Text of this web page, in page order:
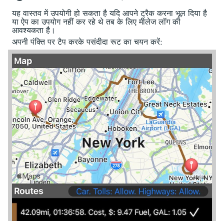
यह वास्तव में उपयोगी हो सकता है यदि आपने ट्रैक करना भूल दिया है
या ऐप का उपयोग नहीं कर रहे थे तब के लिए मीलेज लॉग की
आवश्यकता है।
अपनी पंक्ति पर टैप करके पसंदीदा रूट का चयन करें: